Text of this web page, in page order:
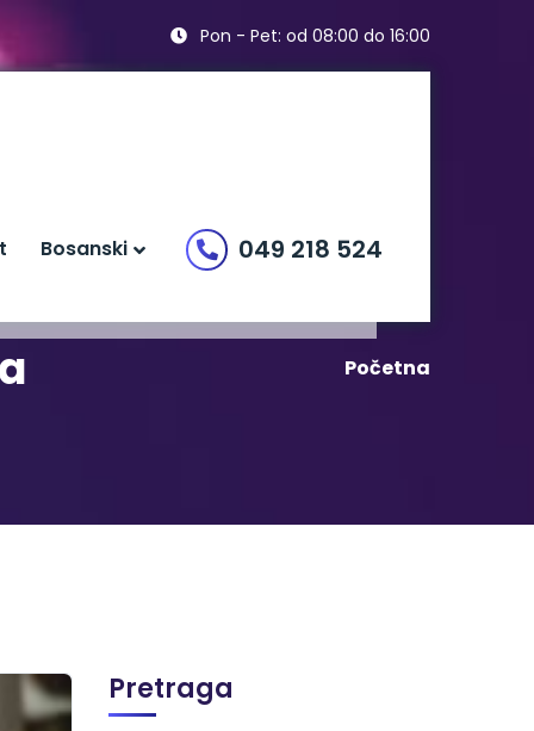
Pon - Pet: od 08:00 do 16:00
Bosanski 049 218 524
Početna
Pretraga